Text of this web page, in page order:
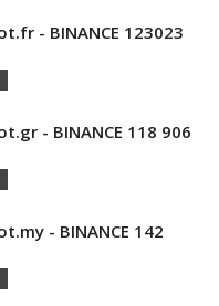
- BINANCE 123023
- BINANCE 118 906
- BINANCE 142